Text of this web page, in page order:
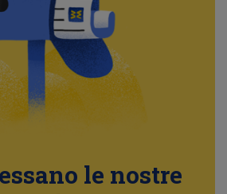
le nostre